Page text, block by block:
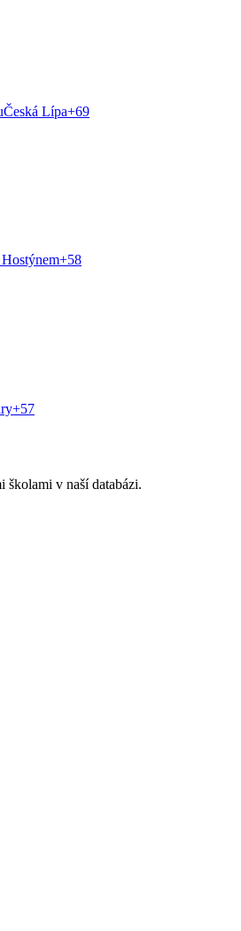
Česká Lípa+69
+58
+57
školami v naší databázi.